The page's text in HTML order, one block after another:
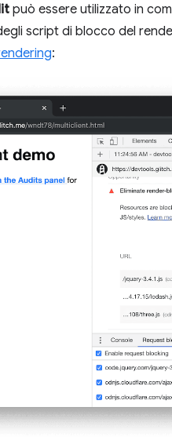
può essere utilizzato in
script di blocco del
: